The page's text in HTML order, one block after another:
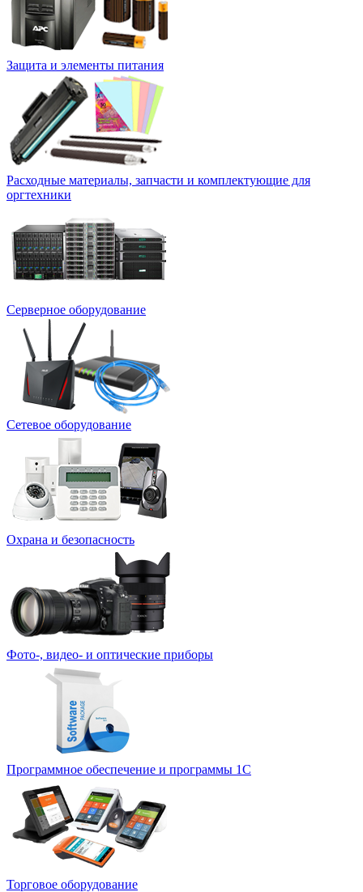
Защита и элементы питания
Расходные материалы, запчасти и комплектующие для
оргтехники
Серверное оборудование
Сетевое оборудование
Охрана и безопасность
Фото-, видео- и оптические приборы
Программное обеспечение и программы 1С
Торговое оборудование